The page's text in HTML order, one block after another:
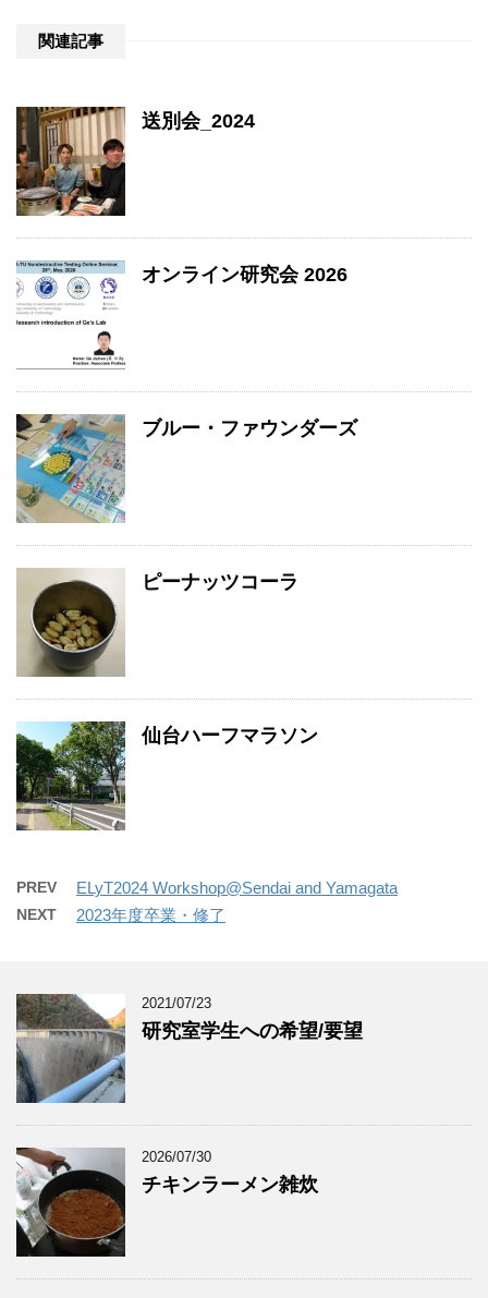
関連記事
送別会_2024
オンライン研究会 2026
ブルー・ファウンダーズ
ピーナッツコーラ
仙台ハーフマラソン
PREV ELyT2024 Workshop@Sendai and Yamagata
NEXT 2023年度卒業・修了
2021/07/23
研究室学生への希望/要望
2026/07/30
チキンラーメン雑炊